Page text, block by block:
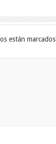
están marcados